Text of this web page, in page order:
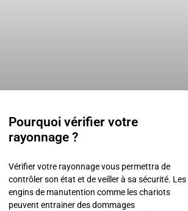
Pourquoi vérifier votre
rayonnage ?
Vérifier votre rayonnage vous permettra de
contrôler son état et de veiller à sa sécurité. Les
engins de manutention comme les chariots
peuvent entrainer des dommages